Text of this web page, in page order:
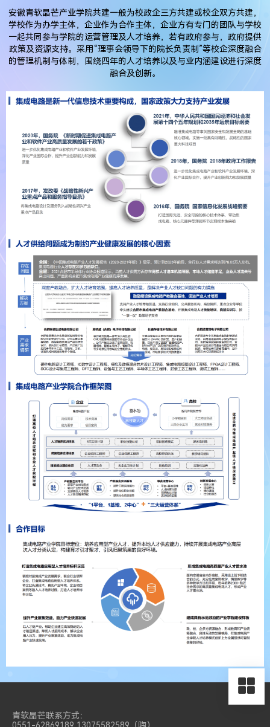
安徽青软晶芒产业学院共建一般为校政企三方共建或校企双方共建，
学校作为办学主体，企业作为合作主体，企业方有专门的团队与学校
一起共同参与学院的运营管理及人才培养，若有政府参与，政府提供
政策及资源支持。采用“理事会领导下的院长负责制”等校企深度融合
的管理机制与体制，围绕四年的人才培养以及与业内涵建设进行深度
融合及创新。
青软晶芒联系方式：